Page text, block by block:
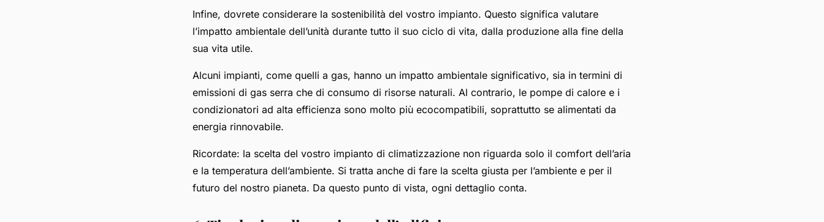
Infine, dovrete considerare la sostenibilità del vostro impianto. Questo significa valutare
l’impatto ambientale dell’unità durante tutto il suo ciclo di vita, dalla produzione alla fine della
sua vita utile.
Alcuni impianti, come quelli a gas, hanno un impatto ambientale significativo, sia in termini di
emissioni di gas serra che di consumo di risorse naturali. Al contrario, le pompe di calore e i
condizionatori ad alta efficienza sono molto più ecocompatibili, soprattutto se alimentati da
energia rinnovabile.
Ricordate: la scelta del vostro impianto di climatizzazione non riguarda solo il comfort dell’aria
e la temperatura dell’ambiente. Si tratta anche di fare la scelta giusta per l’ambiente e per il
futuro del nostro pianeta. Da questo punto di vista, ogni dettaglio conta.